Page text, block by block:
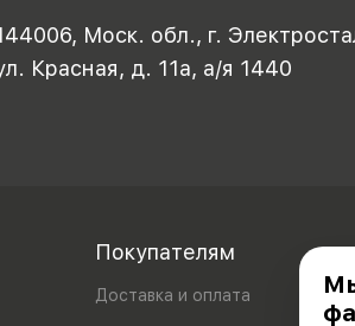
Моск. обл., г.
Красная, д. 11а, а/я 1440
Покупателям
Доставка и оплата